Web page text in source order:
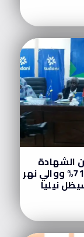
الشهادة
الابتدائية ونسبة النجاح تفوق نسبة 71% ووالي نهر
نيليا